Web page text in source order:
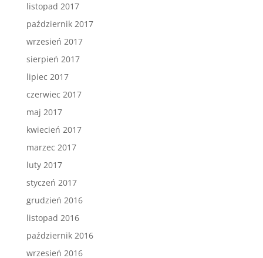
listopad 2017
październik 2017
wrzesień 2017
sierpień 2017
lipiec 2017
czerwiec 2017
maj 2017
kwiecień 2017
marzec 2017
luty 2017
styczeń 2017
grudzień 2016
listopad 2016
październik 2016
wrzesień 2016